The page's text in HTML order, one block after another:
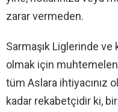
zarar vermeden.
Sarmaşık Liglerinde
olmak için muhtemelen
tüm Aslara ihtiyacınız
kadar rekabetçidir ki,